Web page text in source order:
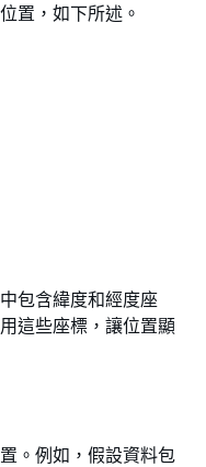
置，如下所述。
包含緯度和經度座
這些座標，讓位置顯
。例如，假設資料包